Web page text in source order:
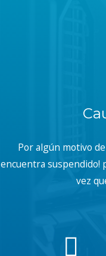
Por algún motivo
encuentra suspendido!
vez